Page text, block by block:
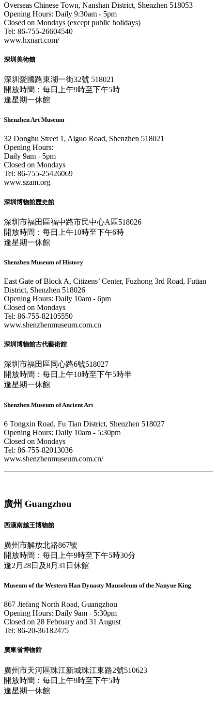
Overseas Chinese Town, Nanshan District, Shenzhen 518053
Opening Hours: Daily 9:30am - 5pm
Closed on Mondays (except public holidays)
Tel: 86-755-26604540
www.hxnart.com/
深圳美術館
深圳愛國路東湖一街32號 518021
開放時間：每日上午9時至下午5時
逢星期一休館
Shenzhen Art Museum
32 Donghu Street 1, Aiguo Road, Shenzhen 518021
Opening Hours:
Daily 9am - 5pm
Closed on Mondays
Tel: 86-755-25426069
www.szam.org
深圳博物館歷史館
深圳市福田區福中路市民中心A區518026
開放時間：每日上午10時至下午6時
逢星期一休館
Shenzhen Museum of History
East Gate of Block A, Citizens’ Center, Fuzhong 3rd Road, Futian
District, Shenzhen 518026
Opening Hours: Daily 10am - 6pm
Closed on Mondays
Tel: 86-755-82105550
www.shenzhenmuseum.com.cn
深圳博物館古代藝術館
深圳市福田區同心路6號518027
開放時間：每日上午10時至下午5時半
逢星期一休館
Shenzhen Museum of Ancient Art
6 Tongxin Road, Fu Tian District, Shenzhen 518027
Opening Hours: Daily 10am - 5:30pm
Closed on Mondays
Tel: 86-755-82013036
www.shenzhenmuseum.com.cn/
廣州 Guangzhou
西漢南越王博物館
廣州市解放北路867號
開放時間：每日上午9時至下午5時30分
逢2月28日及8月31日休館
Museum of the Western Han Dynasty Mausoleum of the Nanyue King
867 Jiefang North Road, Guangzhou
Opening Hours: Daily 9am - 5:30pm
Closed on 28 February and 31 August
Tel: 86-20-36182475
廣東省博物館
廣州市天河區珠江新城珠江東路2號510623
開放時間：每日上午9時至下午5時
逢星期一休館